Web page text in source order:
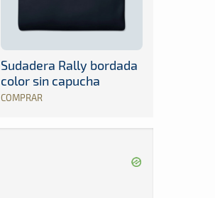
Sudadera Rally bordada
color sin capucha
COMPRAR